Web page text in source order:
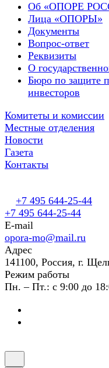
Об «ОПОРЕ
Лица «ОПОРЫ»
Документы
Вопрос-ответ
Реквизиты
О
Бюро по защите
инвесторов
Комитеты и комиссии
Местные отделения
Новости
Газета
Контакты
+7 495 644-25-44
+7 495 644-25-44
E-mail
opora-mo@mail.ru
Адрес
141100, Россия, г.
Режим работы
Пн. – Пт.: с 9:00 до